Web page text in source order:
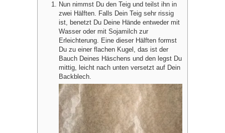
Nun nimmst Du den Teig und teilst ihn in
zwei Hälften. Falls Dein Teig sehr rissig
ist, benetzt Du Deine Hände entweder mit
Wasser oder mit Sojamilch zur
Erleichterung. Eine dieser Hälften formst
Du zu einer flachen Kugel, das ist der
Bauch Deines Häschens und den legst Du
mittig, leicht nach unten versetzt auf Dein
Backblech.